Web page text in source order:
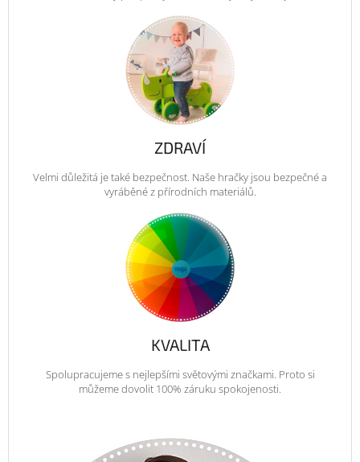
ZDRAVÍ
Velmi důležitá je také bezpečnost. Naše hračky jsou bezpečné a
vyráběné z přírodních materiálů.
KVALITA
Spolupracujeme s nejlepšími světovými značkami. Proto si
můžeme dovolit 100% záruku spokojenosti.